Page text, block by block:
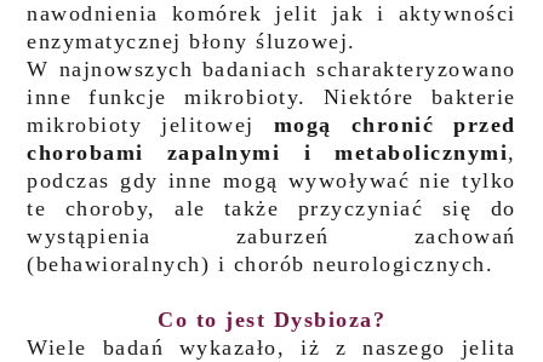
nawodnienia komórek jelit jak i aktywności
enzymatycznej błony śluzowej.
W najnowszych badaniach scharakteryzowano
inne funkcje mikrobioty. Niektóre bakterie
mikrobioty jelitowej mogą chronić przed
chorobami zapalnymi i metabolicznymi,
podczas gdy inne mogą wywoływać nie tylko
te choroby, ale także przyczyniać się do
wystąpienia zaburzeń zachowań
(behawioralnych) i chorób neurologicznych.
Co to jest Dysbioza?
Wiele badań wykazało, iż z naszego jelita